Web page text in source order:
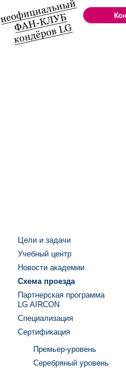
Цели и задачи
Учебный центр
Новости академии
Схема проезда
Партнерская программа
LG AIRCON
Специализация
Сертификация
Премьер-уровень
Серебряный уровень